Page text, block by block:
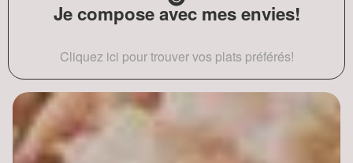
Je compose avec mes envies!
Cliquez ici pour trouver vos plats préférés!